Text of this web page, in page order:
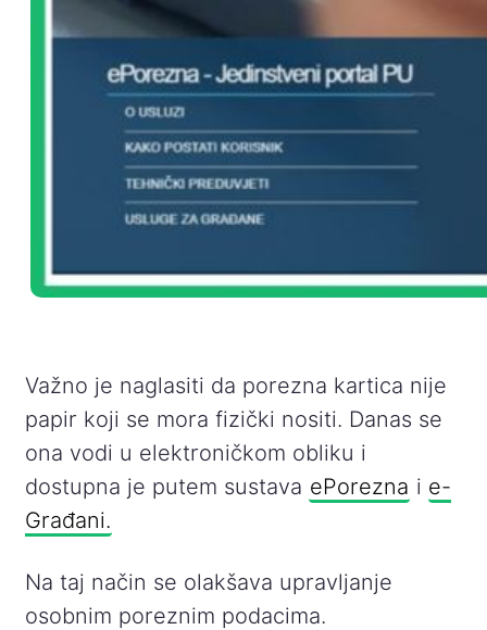
Važno je naglasiti da porezna kartica nije
papir koji se mora fizički nositi. Danas se
ona vodi u elektroničkom obliku i
dostupna je putem sustava ePorezna i e-
Građani.
Na taj način se olakšava upravljanje
osobnim poreznim podacima.